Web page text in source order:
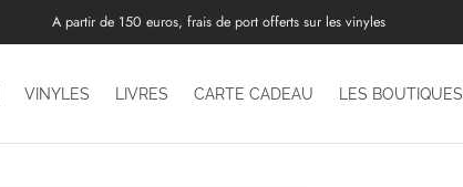
A partir de 150 euros, frais de port offerts sur les vinyles
VINYLES LIVRES CARTE CADEAU LES BOUTIQUES